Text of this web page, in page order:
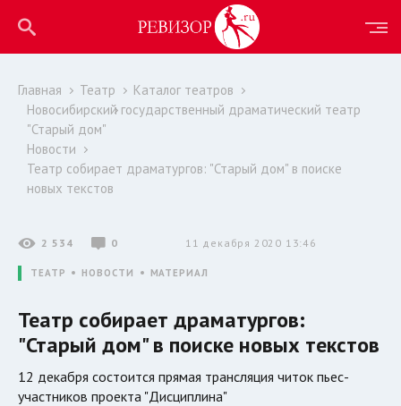
Главная Театр
Каталог театров
Новосибирский государственный драматический театр
"Старый дом"
Новости
Театр собирает драматургов: "Старый дом" в поиске
новых текстов
2 534 0 11 декабря 2020 13:46
ТЕАТР НОВОСТИ МАТЕРИАЛ
Театр собирает драматургов:
"Старый дом" в поиске новых текстов
12 декабря состоится прямая трансляция читок пьес-
участников проекта "Дисциплина"